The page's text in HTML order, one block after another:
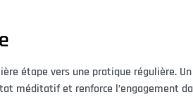
étape vers une pratique régulière. Un
méditatif et renforce l’engagement